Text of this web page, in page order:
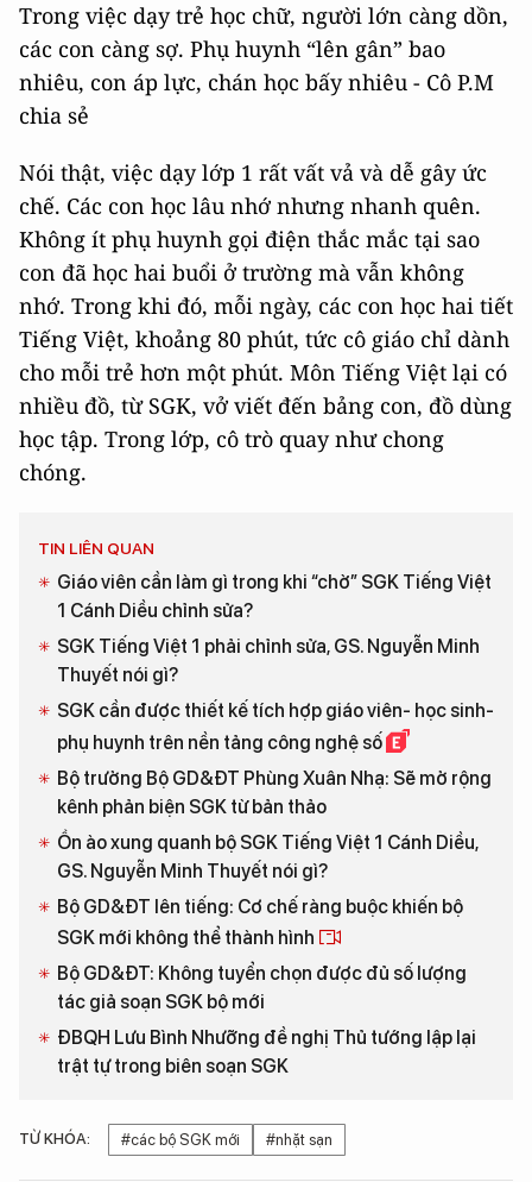
Trong việc dạy trẻ học chữ, người lớn càng dồn,
các con càng sợ. Phụ huynh “lên gân” bao
nhiêu, con áp lực, chán học bấy nhiêu - Cô P.M
chia sẻ
Nói thật, việc dạy lớp 1 rất vất vả và dễ gây ức
chế. Các con học lâu nhớ nhưng nhanh quên.
Không ít phụ huynh gọi điện thắc mắc tại sao
con đã học hai buổi ở trường mà vẫn không
nhớ. Trong khi đó, mỗi ngày, các con học hai tiết
Tiếng Việt, khoảng 80 phút, tức cô giáo chỉ dành
cho mỗi trẻ hơn một phút. Môn Tiếng Việt lại có
nhiều đồ, từ SGK, vở viết đến bảng con, đồ dùng
học tập. Trong lớp, cô trò quay như chong
chóng.
TIN LIÊN QUAN
Giáo viên cần làm gì trong khi “chờ” SGK Tiếng Việt
1 Cánh Diều chỉnh sửa?
SGK Tiếng Việt 1 phải chỉnh sửa, GS. Nguyễn Minh
Thuyết nói gì?
SGK cần được thiết kế tích hợp giáo viên- học sinh-
phụ huynh trên nền tảng công nghệ số
Bộ trưởng Bộ GD&ĐT Phùng Xuân Nhạ: Sẽ mở rộng
kênh phản biện SGK từ bản thảo
Ồn ào xung quanh bộ SGK Tiếng Việt 1 Cánh Diều,
GS. Nguyễn Minh Thuyết nói gì?
Bộ GD&ĐT lên tiếng: Cơ chế ràng buộc khiến bộ
SGK mới không thể thành hình
Bộ GD&ĐT: Không tuyển chọn được đủ số lượng
tác giả soạn SGK bộ mới
ĐBQH Lưu Bình Nhưỡng đề nghị Thủ tướng lập lại
trật tự trong biên soạn SGK
TỪ KHÓA: #các bộ SGK mới #nhặt sạn